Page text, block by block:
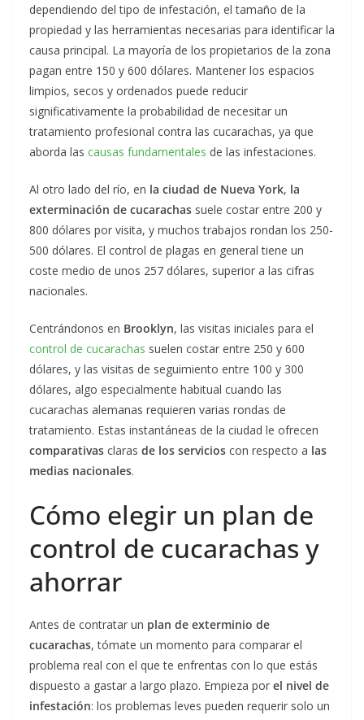
dependiendo del tipo de infestación, el tamaño de la
propiedad y las herramientas necesarias para identificar la
causa principal. La mayoría de los propietarios de la zona
pagan entre 150 y 600 dólares. Mantener los espacios
limpios, secos y ordenados puede reducir
significativamente la probabilidad de necesitar un
tratamiento profesional contra las cucarachas, ya que
aborda las causas fundamentales de las infestaciones.
Al otro lado del río, en la ciudad de Nueva York, la
exterminación de cucarachas suele costar entre 200 y
800 dólares por visita, y muchos trabajos rondan los 250-
500 dólares. El control de plagas en general tiene un
coste medio de unos 257 dólares, superior a las cifras
nacionales.
Centrándonos en Brooklyn, las visitas iniciales para el
control de cucarachas suelen costar entre 250 y 600
dólares, y las visitas de seguimiento entre 100 y 300
dólares, algo especialmente habitual cuando las
cucarachas alemanas requieren varias rondas de
tratamiento. Estas instantáneas de la ciudad le ofrecen
comparativas claras de los servicios con respecto a las
medias nacionales.
Cómo elegir un plan de
control de cucarachas y
ahorrar
Antes de contratar un plan de exterminio de
cucarachas, tómate un momento para comparar el
problema real con el que te enfrentas con lo que estás
dispuesto a gastar a largo plazo. Empieza por el nivel de
infestación: los problemas leves pueden requerir solo un